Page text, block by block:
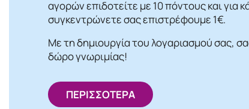
αγορών επιδοτείτε με 10 πόντους και για
συγκεντρώνετε σας επιστρέφουμε 1€.
Με τη δημιουργία του λογαριασμού σας,
δώρο γνωριμίας!
ΠΕΡΙΣΣΟΤΕΡΑ